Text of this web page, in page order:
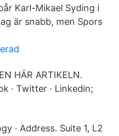
Karl-Mikael Syding i
är snabb, men Spors
HÄR ARTIKELN.
· Twitter · Linkedin;
· Address. Suite 1, L2